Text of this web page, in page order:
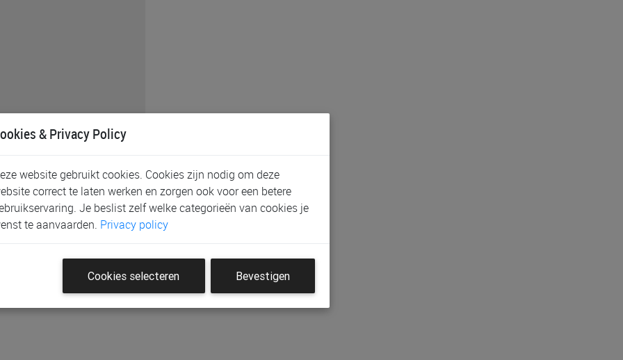
doorgeven bij
gewenste
van het mogelijke
wij u.
& Privacy Policy
website gebruikt cookies. Cookies zijn nodig om deze
correct te laten werken en zorgen ook voor een betere
Je beslist zelf welke categorieën van cookies je
te aanvaarden. Privacy policy
Cookies selecteren Bevestigen